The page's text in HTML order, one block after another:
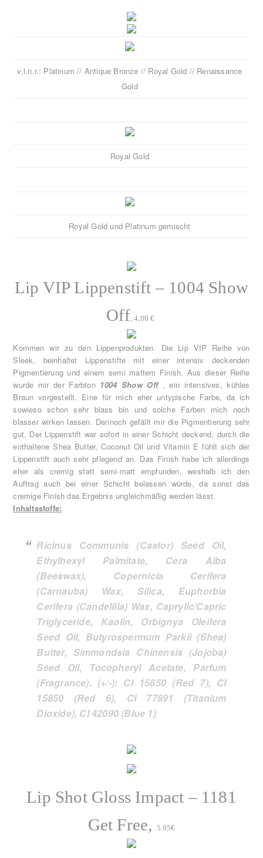
v.l.n.r.: Platinum // Antique Bronze // Royal Gold // Renaissance
Gold
Royal Gold
Royal Gold und Platinum gemischt
Lip VIP Lippenstift – 1004 Show
Off, 4,00 €
Kommen wir zu den Lippenprodukten. Die Lip VIP Reihe von
Sleek, beinhaltet Lippenstifte mit einer intensiv deckenden
Pigmentierung und einem semi mattem Finish. Aus dieser Reihe
wurde mir der Farbton 1004 Show Off, ein intensives, kühles
Braun vorgestellt. Eine für mich eher untypische Farbe, da ich
sowieso schon sehr blass bin und solche Farben mich noch
blasser wirken lassen. Dennoch gefällt mir die Pigmentierung sehr
gut. Der Lippenstift war sofort in einer Schicht deckend, durch die
enthaltene Shea Butter, Coconut Oil und Vitamin E fühlt sich der
Lippenstift auch sehr pflegend an. Das Finish habe ich allerdings
eher als cremig statt semi-matt empfunden, weshalb ich den
Auftrag auch bei einer Schicht belassen würde, da sonst das
cremige Finish das Ergebnis ungleichmäßig werden lässt.
Inhaltsstoffe:
Ricinus Communis (Castor) Seed Oil,
Ethylhexyl Palmitate, Cera Alba
(Beeswax), Copernicia Cerifera
(Carnauba) Wax, Silica, Euphorbia
Cerifera (Candelilla) Wax, Caprylic/Capric
Triglyceride, Kaolin, Orbignya Oleifera
Seed Oil, Butyrospermum Parkii (Shea)
Butter, Simmondsia Chinensis (Jojoba)
Seed Oil, Tocopheryl Acetate, Parfum
(Fragrance). (+/-): CI 15850 (Red 7), CI
15850 (Red 6), CI 77891 (Titanium
Dioxide), CI 42090 (Blue 1)
Lip Shot Gloss Impact – 1181
Get Free, 5.95€